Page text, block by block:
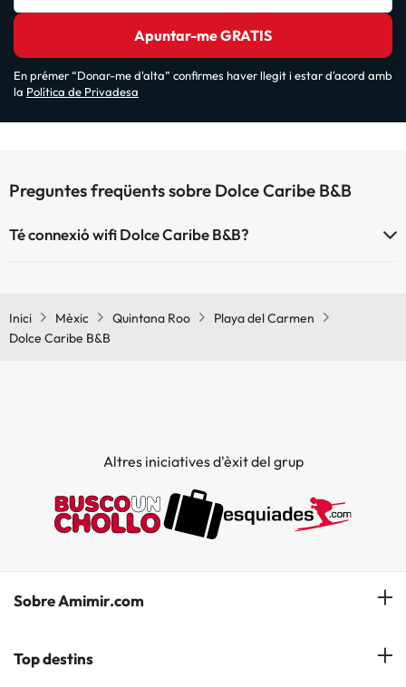
Apuntar-me GRATIS
En prémer “Donar-me d'alta” confirmes haver llegit i estar d'acord amb
la Política de Privadesa
Preguntes freqüents sobre Dolce Caribe B&B
Té connexió wifi Dolce Caribe B&B?
Inici Mèxic Quintana Roo
Playa del Carmen
Dolce Caribe B&B
Altres iniciatives d'èxit del grup
Sobre Amimir.com
¿Qui som?
Top destins